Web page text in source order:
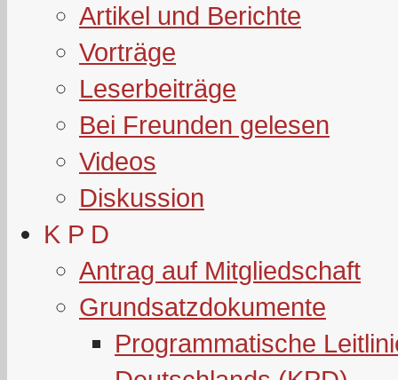
Artikel und Berichte
Vorträge
Leserbeiträge
Bei Freunden gelesen
Videos
Diskussion
K P D
Antrag auf Mitgliedschaft
Grundsatzdokumente
Programmatische